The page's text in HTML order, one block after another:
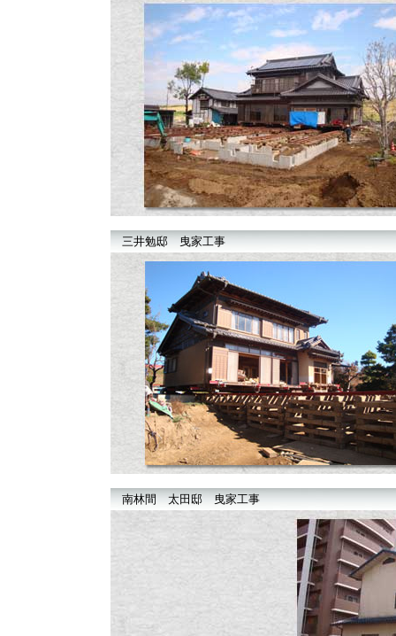
三井勉邸 曳家工事
南林間 太田邸 曳家工事